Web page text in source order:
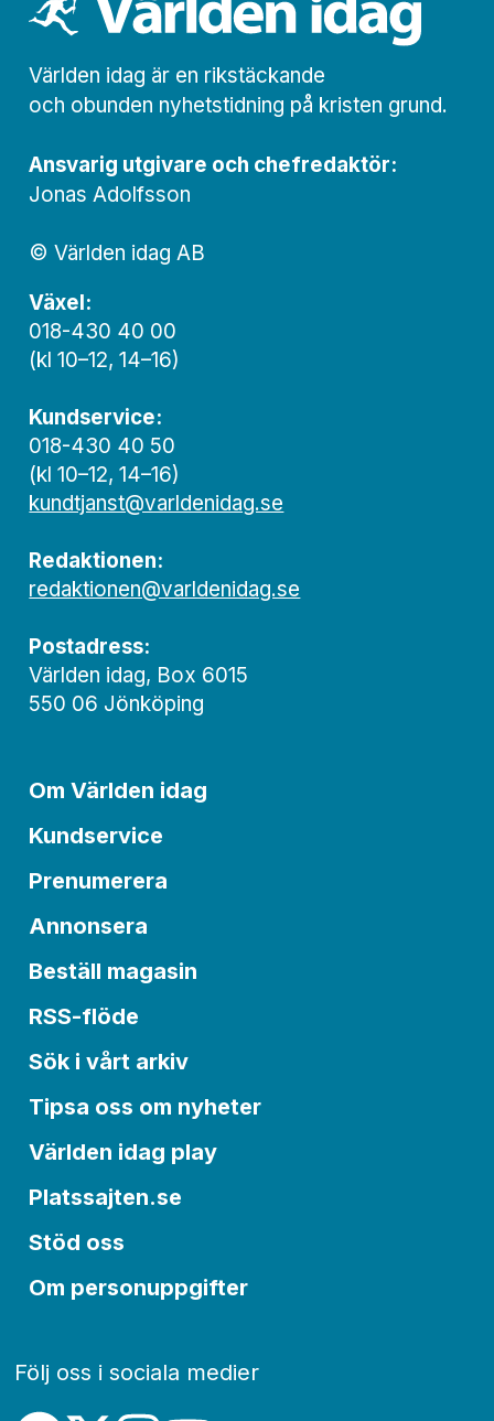
Världen idag är en rikstäckande
och obunden nyhets­­­tidning på kristen grund.
Ansvarig utgivare och chef­redaktör:
Jonas Adolfsson
© Världen idag AB
Växel:
018-430 40 00
(kl 10–12, 14–16)
Kundservice:
018-430 40 50
(kl 10–12, 14–16)
kundtjanst@varldenidag.se
Redaktionen:
redaktionen@varldenidag.se
Postadress:
Världen idag, Box 6015
550 06 Jönköping
Om Världen idag
Kundservice
Prenumerera
Annonsera
Beställ magasin
RSS-flöde
Sök i vårt arkiv
Tipsa oss om nyheter
Världen idag play
Platssajten.se
Stöd oss
Om personuppgifter
Följ oss i sociala medier